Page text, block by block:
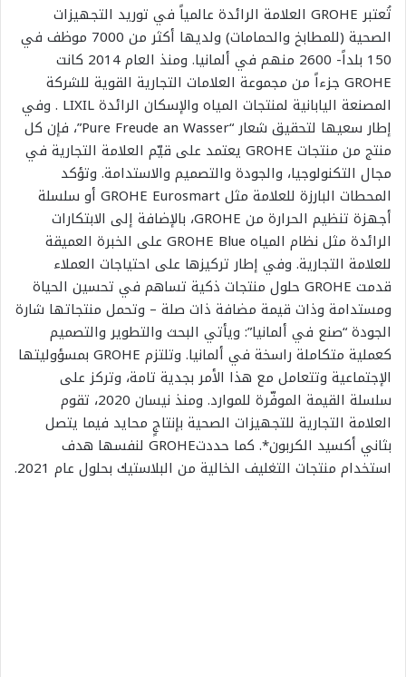
تُعتبر
العلامة الرائدة عالمياً في توريد التجهيزات
الصحية (للمطابخ والحمامات) ولديها أكثر من 7000 موظف في
150 بلداً- 2600 منهم في ألمانيا. ومنذ العام 2014 كانت
GROHE جزءاً من مجموعة العلامات التجارية القوية للشركة
المصنعة اليابانية لمنتجات المياه والإسكان الرائدةLIXIL . وفي
إطار سعيها لتحقيق شعار“Pure Freude an Wasser”
، فإن كل
منتج من منتجات
يعتمد على قيّم العلامة التجارية في
مجال التكنولوجيا، والجودة والتصميم والاستدامة. وتؤكد
المحطات البارزة للعلامة مثل
أو سلسلة
أجهزة تنظيم الحرارة من
، بالإضافة إلى الابتكارات
الرائدة مثل نظام المياه
على الخبرة العميقة
للعلامة التجارية. وفي إطار تركيزها على احتياجات العملاء
قدمت
حلول منتجات ذكية تساهم في تحسين الحياة
ومستدامة وذات قيمة مضافة ذات صلة – وتحمل منتجاتها شارة
الجودة “صنع في ألمانيا”: ويأتي البحث والتطوير والتصميم
كعملية متكاملة راسخة في ألمانيا. وتلتزم
بمسؤوليتها
الإجتماعية وتتعامل مع هذا الأمر بجدية تامة، وتركز على
سلسلة القيمة الموفّرة للموارد. ومنذ نيسان 2020، تقوم
العلامة التجارية للتجهيزات الصحية بإنتاجٍ محايد فيما يتصل
بثاني أكسيد الكربون*. كما حددتGROHE لنفسها هدف
استخدام منتجات التغليف الخالية من البلاستيك بحلول عام 2021
.